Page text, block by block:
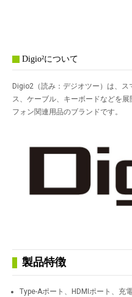
Digio²について
Digio2 （読み：デジオツー）は、
ス、ケーブル、キーボードなどを
フォン関連用品のブランドです。
製品特徴
Type-Aポート、HDMIポート、充